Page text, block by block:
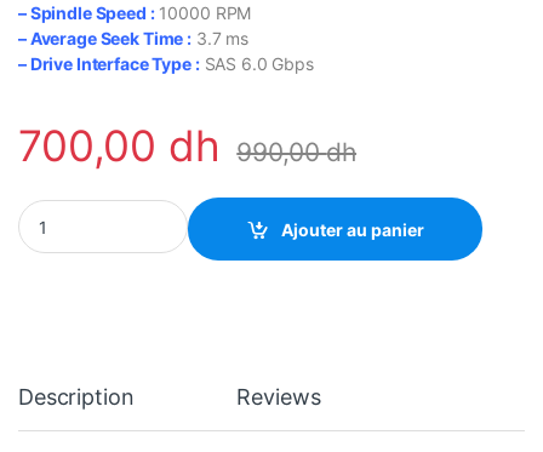
– Spindle Speed :10000 RPM
– Average Seek Time : 3.7 ms
– Drive Interface Type :SAS 6.0 Gbps
700,00 dh 990,00dh
Hitachi 600 GB 10K RPM 2.5" SAS Serveur HDD (Remis à Neuf)
Ajouter au panier
Description Reviews